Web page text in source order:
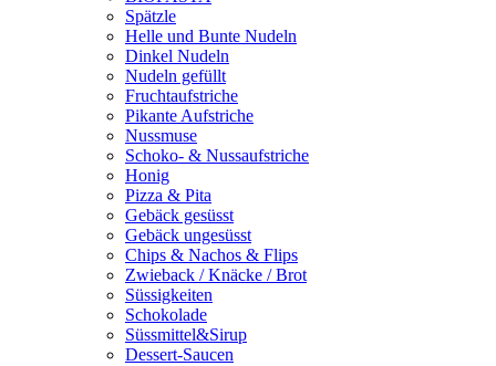
Spätzle
Helle und Bunte Nudeln
Dinkel Nudeln
Nudeln gefüllt
Fruchtaufstriche
Pikante Aufstriche
Nussmuse
Schoko- & Nussaufstriche
Honig
Pizza & Pita
Gebäck gesüsst
Gebäck ungesüsst
Chips & Nachos & Flips
Zwieback / Knäcke / Brot
Süssigkeiten
Schokolade
Süssmittel&Sirup
Dessert-Saucen